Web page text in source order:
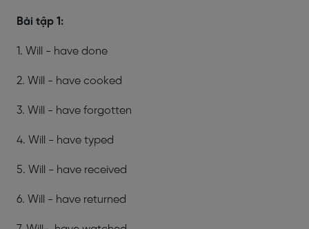
Bài tập 1:
1. Will - have done
2. Will - have cooked
3. Will - have forgotten
4. Will - have typed
5. Will - have received
6. Will - have returned